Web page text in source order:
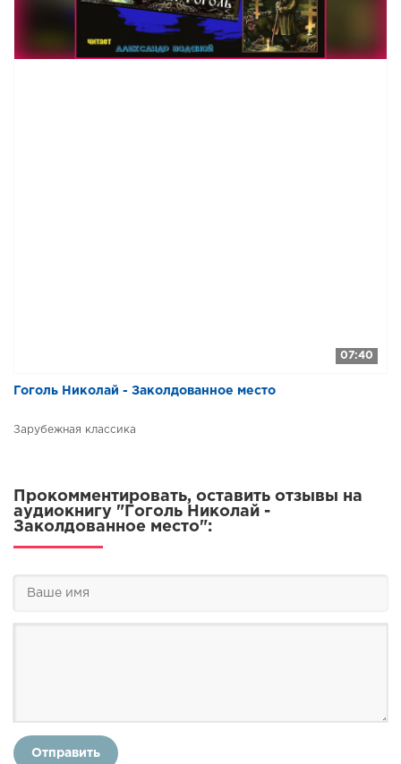
07:40
Гоголь Николай - Заколдованное место
Зарубежная классика
Прокомментировать, оставить отзывы на
аудиокнигу "Гоголь Николай -
Заколдованное место":
Отправить